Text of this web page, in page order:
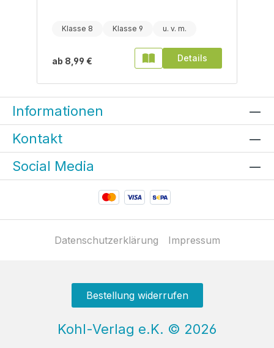
Klasse 8 Klasse 9
ab 8,99 € Details
Informationen
Kontakt
Social Media
Datenschutzerklärung Impressum
Bestellung widerrufen
Kohl-Verlag e.K. © 2026